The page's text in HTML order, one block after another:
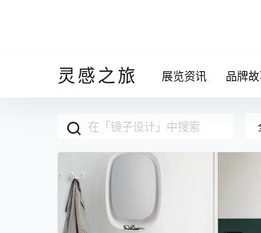
灵感之旅 展览资讯 品牌